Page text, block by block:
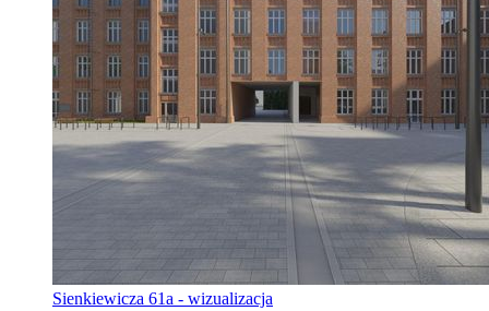
Sienkiewicza 61a - wizualizacja